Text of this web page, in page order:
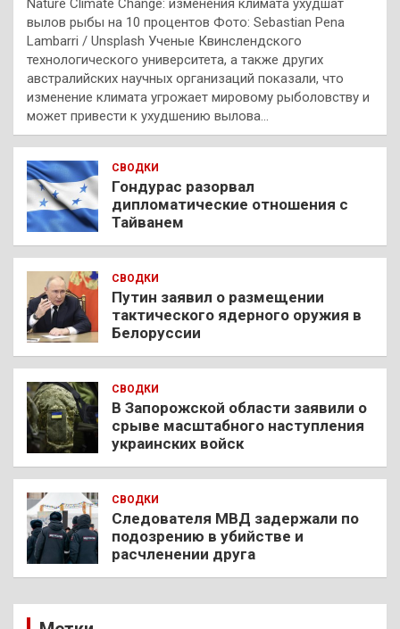
Nature Climate Change: изменения климата ухудшат
вылов рыбы на 10 процентов Фото: Sebastian Pena
Lambarri / Unsplash Ученые Квинслендского
технологического университета, а также других
австралийских научных организаций показали, что
изменение климата угрожает мировому рыболовству и
может привести к ухудшению вылова…
СВОДКИ
Гондурас разорвал
дипломатические отношения с
Тайванем
СВОДКИ
Путин заявил о размещении
тактического ядерного оружия в
Белоруссии
СВОДКИ
В Запорожской области заявили о
срыве масштабного наступления
украинских войск
СВОДКИ
Следователя МВД задержали по
подозрению в убийстве и
расчленении друга